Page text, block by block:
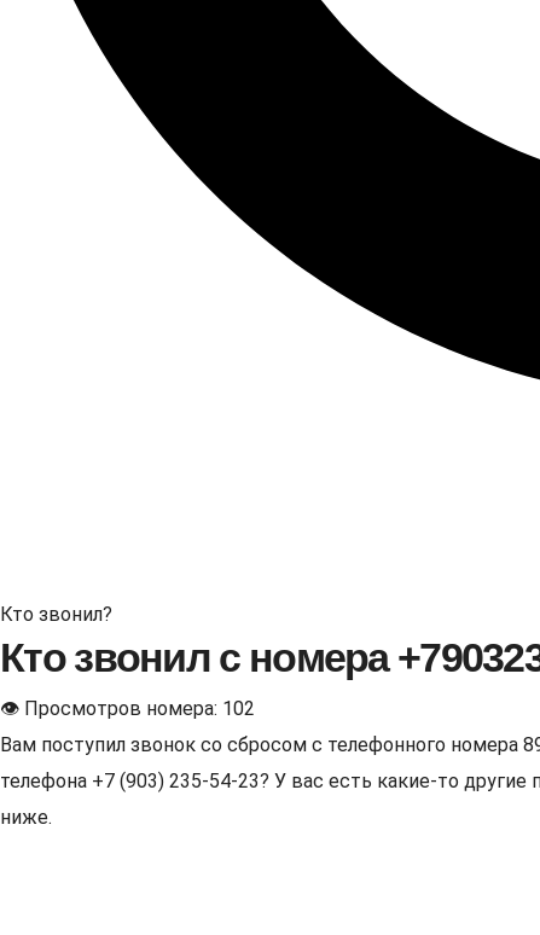
Кто звонил?
Кто звонил с номера
👁 Просмотров номера: 102
Вам поступил звонок со сбросом с телефонного номера
телефона +7 (903) 235-54-23? У вас есть какие-то
ниже.